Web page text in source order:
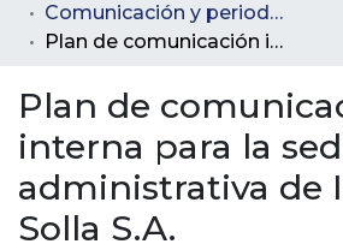
All of DSpace
Statistics
Comunicación y periodismo
Plan de comunicación interna para la sede administrativa de Itagüí Solla S.A.
Plan de
interna para la
administrativa de
Solla S.A.